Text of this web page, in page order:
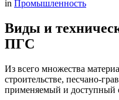
in Промышленность
Виды и
ПГС
Из всего множества
строительстве, песчано-
применяемый и доступный